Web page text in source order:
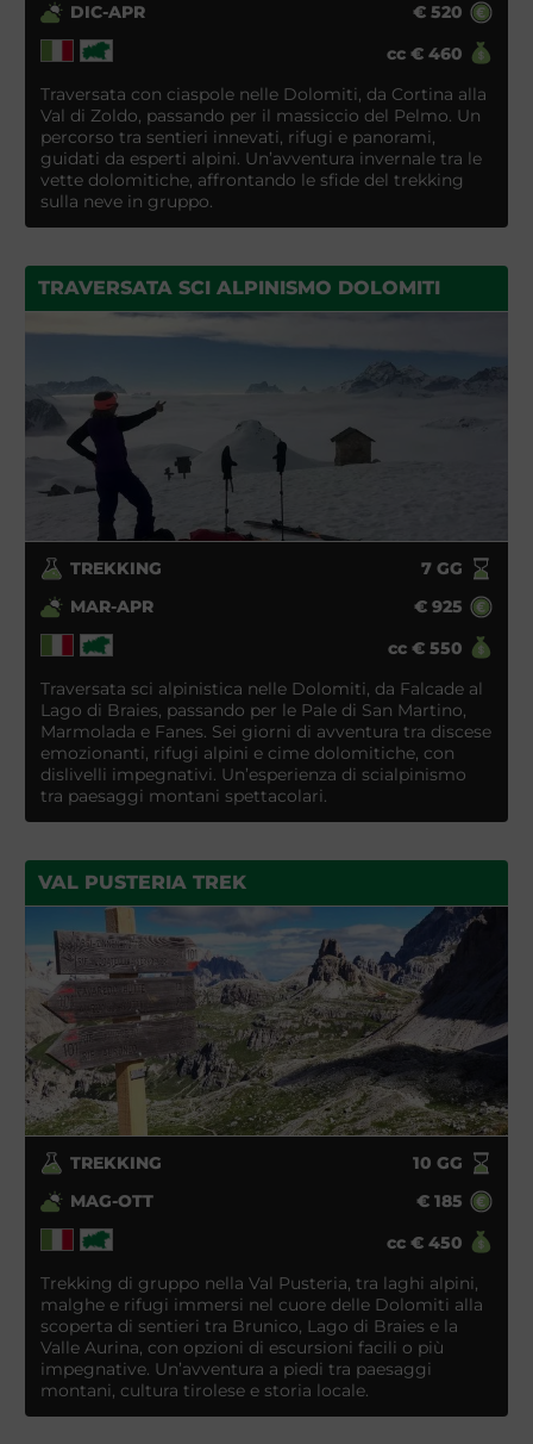
DIC-APR
€ 520
cc € 460
Traversata con ciaspole nelle Dolomiti, da Cortina alla
Val di Zoldo, passando per il massiccio del Pelmo. Un
percorso tra sentieri innevati, rifugi e panorami,
guidati da esperti alpini. Un’avventura invernale tra le
vette dolomitiche, affrontando le sfide del trekking
sulla neve in gruppo.
TRAVERSATA SCI ALPINISMO DOLOMITI
TREKKING 7GG
MAR-APR
€ 925
cc € 550
Traversata sci alpinistica nelle Dolomiti, da Falcade al
Lago di Braies, passando per le Pale di San Martino,
Marmolada e Fanes. Sei giorni di avventura tra discese
emozionanti, rifugi alpini e cime dolomitiche, con
dislivelli impegnativi. Un’esperienza di scialpinismo
tra paesaggi montani spettacolari.
VAL PUSTERIA TREK
TREKKING 10 GG
MAG-OTT
€ 185
cc € 450
Trekking di gruppo nella Val Pusteria, tra laghi alpini,
malghe e rifugi immersi nel cuore delle Dolomiti alla
scoperta di sentieri tra Brunico, Lago di Braies e la
Valle Aurina, con opzioni di escursioni facili o più
impegnative. Un’avventura a piedi tra paesaggi
montani, cultura tirolese e storia locale.